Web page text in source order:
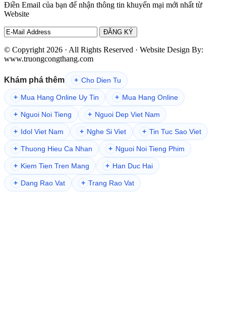
Điền Email của bạn để nhận thông tin khuyến mại mới nhất từ
Website
© Copyright 2026 · All Rights Reserved · Website Design By:
www.truongcongthang.com
Khám phá thêm + Cho Dien Tu
+ Mua Hang Online Uy Tin + Mua Hang Online
+ Nguoi Noi Tieng + Nguoi Dep Viet Nam
+ Idol Viet Nam + Nghe Si Viet + Tin Tuc Sao Viet
+ Thuong Hieu Ca Nhan + Nguoi Noi Tieng Phim
+ Kiem Tien Tren Mang + Han Duc Hai
+ Dang Rao Vat + Trang Rao Vat